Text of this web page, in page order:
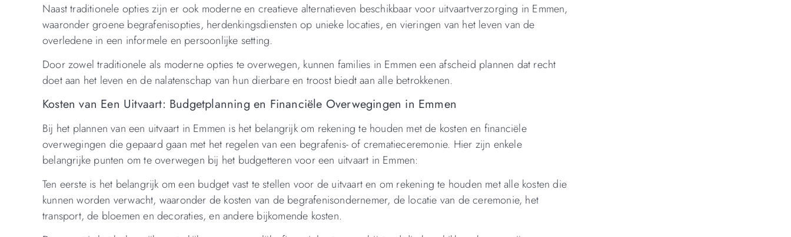
Naast traditionele opties zijn er ook moderne en creatieve alternatieven beschikbaar voor uitvaartverzorging in Emmen,
waaronder groene begrafenisopties, herdenkingsdiensten op unieke locaties, en vieringen van het leven van de
overledene in een informele en persoonlijke setting.
Door zowel traditionele als moderne opties te overwegen, kunnen families in Emmen een afscheid plannen dat recht
doet aan het leven en de nalatenschap van hun dierbare en troost biedt aan alle betrokkenen.
Kosten van Een Uitvaart: Budgetplanning en Financiële Overwegingen in Emmen
Bij het plannen van een uitvaart in Emmen is het belangrijk om rekening te houden met de kosten en financiële
overwegingen die gepaard gaan met het regelen van een begrafenis- of crematieceremonie. Hier zijn enkele
belangrijke punten om te overwegen bij het budgetteren voor een uitvaart in Emmen:
Ten eerste is het belangrijk om een budget vast te stellen voor de uitvaart en om rekening te houden met alle kosten die
kunnen worden verwacht, waaronder de kosten van de begrafenisondernemer, de locatie van de ceremonie, het
transport, de bloemen en decoraties, en andere bijkomende kosten.